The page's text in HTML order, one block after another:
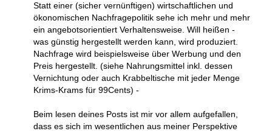
Statt einer (sicher vernünftigen) wirtschaftlichen und
ökonomischen Nachfragepolitik sehe ich mehr und mehr
ein angebotsorientiert Verhaltensweise. Will heißen -
was günstig hergestellt werden kann, wird produziert.
Nachfrage wird beispielsweise über Werbung und den
Preis hergestellt. (siehe Nahrungsmittel inkl. dessen
Vernichtung oder auch Krabbeltische mit jeder Menge
Krims-Krams für 99Cents) -
Beim lesen deines Posts ist mir vor allem aufgefallen,
dass es sich im wesentlichen aus meiner Perspektive